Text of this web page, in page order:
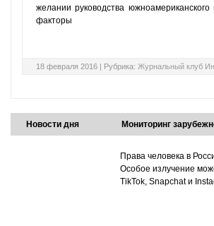
желании руководства
факторы
18 февраля 2016 | Рубрика: Журнальный клуб
Новости дня Мониторинг
Права человека в
Особое излучение
TikTok, Snapchat и